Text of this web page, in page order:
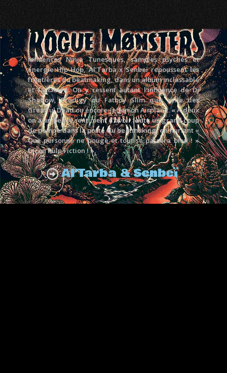
Influences Ninja Tunesques, samples psychés et
énergie Hip-Hop, Al’Tarba x Senbeï repoussent les
frontières du beatmaking, dans un album inclassable
et fascinant. On y ressent autant l’influence de Dj
Shadow, Prodigy ou Fatboy Slim que celle des
Greatful Dead ou encore Jefferson Airplane. « A deux
on a un peu le sentiment d’avoir foutu un grand coup
de pompe dans la porte du beatmaking, en hurlant «
Que personne ne bouge et tout se passera bien ! »
façon Pulp Fiction ! ».
Al’Tarba & Senbeï